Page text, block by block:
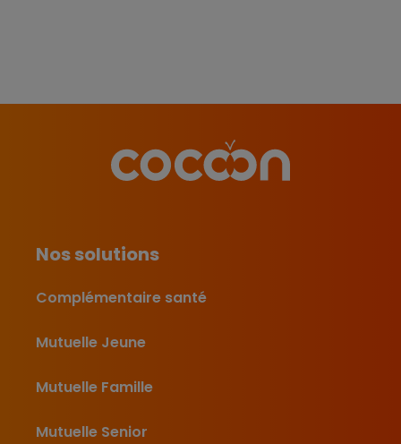
Nos solutions
Complémentaire santé
Mutuelle Jeune
Mutuelle Famille
Mutuelle Senior